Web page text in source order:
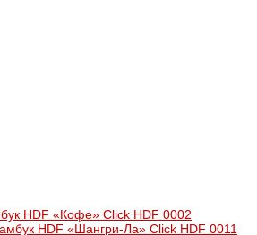
HDF «Кофе» Click HDF 0002